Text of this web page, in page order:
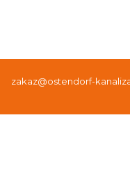
zakaz@ostendorf-